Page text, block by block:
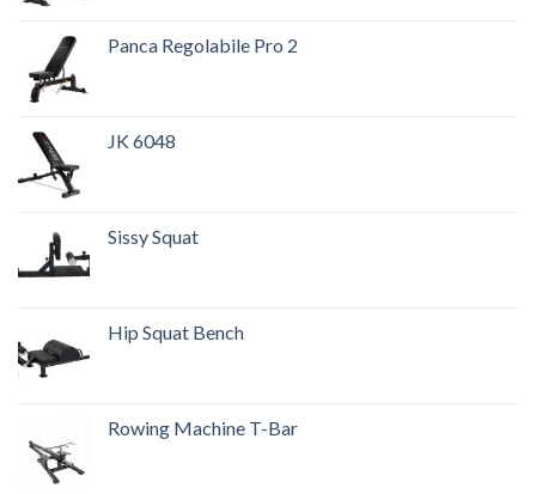
Panca Regolabile Pro 2
JK 6048
Sissy Squat
Hip Squat Bench
Rowing Machine T-Bar